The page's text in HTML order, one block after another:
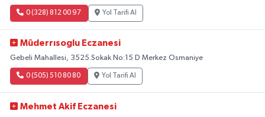
0 (328) 812 00 97 Yol Tarifi Al
Müderrısoglu Eczanesi
Gebeli Mahallesi, 3525.Sokak No:15 D Merkez Osmaniye
0 (505) 510 80 80 Yol Tarifi Al
Mehmet Akif Eczanesi